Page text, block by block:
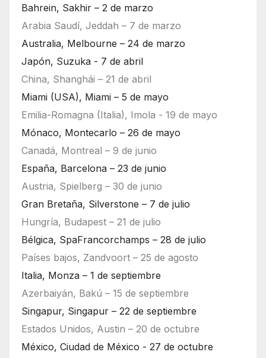
Bahrein, Sakhir – 2 de marzo
Arabia Saudí, Jeddah – 7 de marzo
Australia, Melbourne – 24 de marzo
Japón, Suzuka - 7 de abril
China, Shanghái – 21 de abril
Miami (USA), Miami – 5 de mayo
Emilia-Romagna (Italia), Imola - 19 de mayo
Mónaco, Montecarlo – 26 de mayo
Canadá, Montreal – 9 de junio
España, Barcelona – 23 de junio
Austria, Spielberg – 30 de junio
Gran Bretaña, Silverstone – 7 de julio
Hungría, Budapest – 21 de julio
Bélgica, SpaFrancorchamps – 28 de julio
Países bajos, Zandvoort – 25 de agosto
Italia, Monza – 1 de septiembre
Azerbaiyán, Bakú – 15 de septiembre
Singapur, Singapur – 22 de septiembre
Estados Unidos, Austin – 20 de octubre
México, Ciudad de México - 27 de octubre